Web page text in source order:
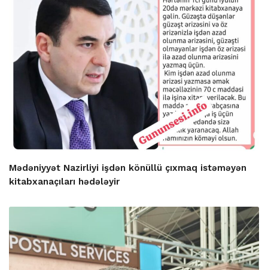
Mədəniyyət Nazirliyi işdən könüllü çıxmaq istəməyən
kitabxanaçıları hədələyir